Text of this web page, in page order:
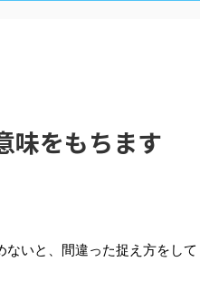
味をもちます
いと、間違った捉え方をして